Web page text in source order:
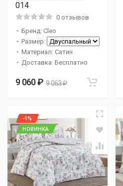
014
0 отзывов
Бренд: Cleo
Размер:
Материал: Сатин
Доставка: Бесплатно
9 060 ₽ 9 063 ₽
-1%
НОВИНКА